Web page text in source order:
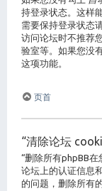
持登录状态。这样
需要保持登录状态
访问论坛时不推荐
验室等。如果您没
这项功能。
页首
“清除论坛
“删除所有phpBB
论坛上的认证信息
的问题，删除所有